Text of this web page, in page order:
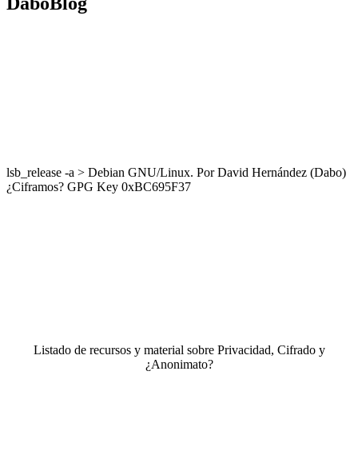
lsb_release -a > Debian GNU/Linux. Por David Hernández (Dabo)
¿Ciframos? GPG Key 0xBC695F37
Listado de recursos y material sobre Privacidad, Cifrado y
¿Anonimato?